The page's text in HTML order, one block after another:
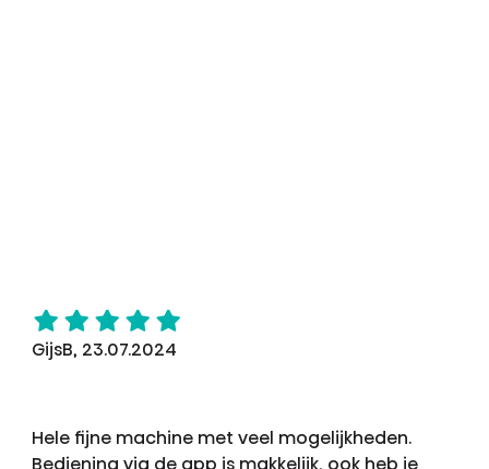
GijsB, 23.07.2024
Hele fijne machine met veel mogelijkheden.
Bediening via de app is makkelijk, ook heb je